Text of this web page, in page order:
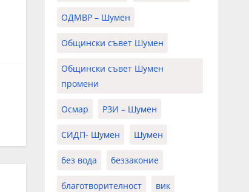
ОДМВР – Шумен
Общински съвет Шумен
Общински съвет Шумен
промени
Осмар РЗИ – Шумен
СИДП- Шумен Шумен
без вода беззаконие
благотворителност вик